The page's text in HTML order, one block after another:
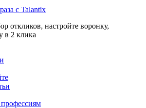
с Talantix
откликов, настройте воронку,
в 2 клика